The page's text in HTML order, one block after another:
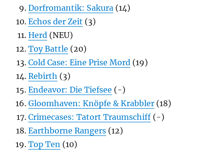
Dorfromantik: Sakura (14)
Echos der Zeit (3)
Herd (NEU)
Toy Battle (20)
Cold Case: Eine Prise Mord (19)
Rebirth (3)
Endeavor: Die Tiefsee (-)
Gloomhaven: Knöpfe & Krabbler (18)
Crimecases: Tatort Traumschiff (-)
Earthborne Rangers (12)
Top Ten (10)